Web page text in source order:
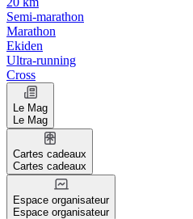
Semi-marathon
Marathon
Ekiden
Ultra-running
Cross
Le Mag
Le Mag
Cartes cadeaux
Cartes cadeaux
Espace organisateur
Espace organisateur